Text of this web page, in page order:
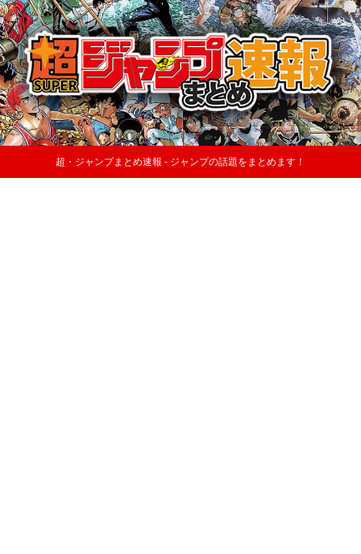
超・ジャンプまとめ速報 - ジャンプの話題をまとめます！